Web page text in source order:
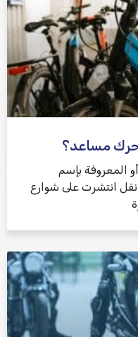
مساعد؟
المعروفة بإسم
نقل انتشرت على شوارع